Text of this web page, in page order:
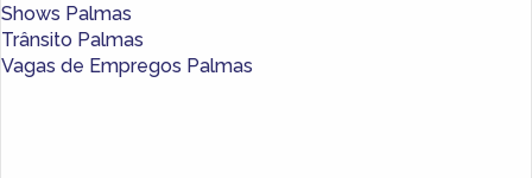
Shows Palmas
Trânsito Palmas
Vagas de Empregos Palmas